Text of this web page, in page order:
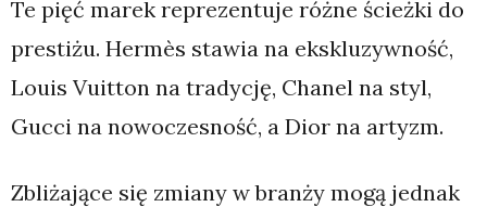
Te pięć marek reprezentuje różne ścieżki do
prestiżu. Hermès stawia na ekskluzywność,
Louis Vuitton na tradycję, Chanel na styl,
Gucci na nowoczesność, a Dior na artyzm.
Zbliżające się zmiany w branży mogą jednak